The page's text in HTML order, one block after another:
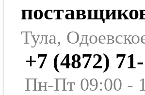
Тула,
+7 (4872)
Пн-Пт 09:00 -